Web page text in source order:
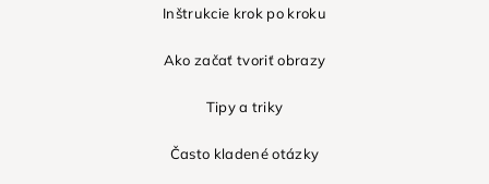
Inštrukcie krok po kroku
Ako začať tvoriť obrazy
Tipy a triky
Často kladené otázky